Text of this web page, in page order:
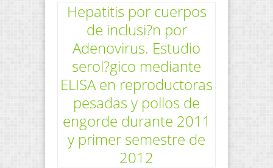
Hepatitis por cuerpos
de inclusi?n por
Adenovirus. Estudio
serol?gico mediante
ELISA en reproductoras
pesadas y pollos de
engorde durante 2011
y primer semestre de
2012